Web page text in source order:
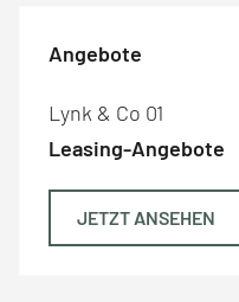
Angebote
Lynk & Co 01
Leasing-Angebote
JETZT ANSEHEN